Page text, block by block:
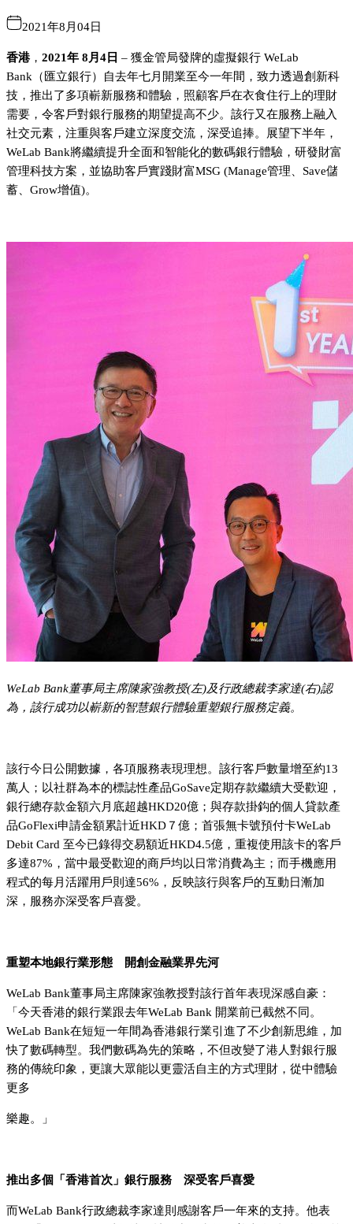
2021年8月04日
香港， 2021年 8月4日 – 獲金管局發牌的虛擬銀行 WeLab
Bank（匯立銀行）自去年七月開業至今一年間，致力透過創新科
技，推出了多項嶄新服務和體驗，照顧客戶在衣食住行上的理財
需要，令客戶對銀行服務的期望提高不少。該行又在服務上融入
社交元素，注重與客戶建立深度交流，深受追捧。展望下半年，
WeLab Bank將繼續提升全面和智能化的數碼銀行體驗，研發財富
管理科技方案，並協助客戶實踐財富MSG (Manage管理、Save儲
蓄、Grow增值)。
WeLab Bank董事局主席陳家強教授(左)及行政總裁李家達(右)認
為，該行成功以嶄新的智慧銀行體驗重塑銀行服務定義。
該行今日公開數據，各項服務表現理想。該行客戶數量增至約13
萬人；以社群為本的標誌性產品GoSave定期存款繼續大受歡迎，
銀行總存款金額六月底超越HKD20億；與存款掛鈎的個人貸款產
品GoFlexi申請金額累計近HKD７億；首張無卡號預付卡WeLab
Debit Card 至今已錄得交易額近HKD4.5億，重複使用該卡的客戶
多達87%，當中最受歡迎的商戶均以日常消費為主；而手機應用
程式的每月活躍用戶則達56%，反映該行與客戶的互動日漸加
深，服務亦深受客戶喜愛。
重塑本地銀行業形態 開創金融業界先河
WeLab Bank董事局主席陳家強教授對該行首年表現深感自豪：
「今天香港的銀行業跟去年WeLab Bank 開業前已截然不同。
WeLab Bank在短短一年間為香港銀行業引進了不少創新思維，加
快了數碼轉型。我們數碼為先的策略，不但改變了港人對銀行服
務的傳統印象，更讓大眾能以更靈活自主的方式理財，從中體驗
更多
樂趣。」
推出多個「香港首次」銀行服務 深受客戶喜愛
而WeLab Bank行政總裁李家達則感謝客戶一年來的支持。他表